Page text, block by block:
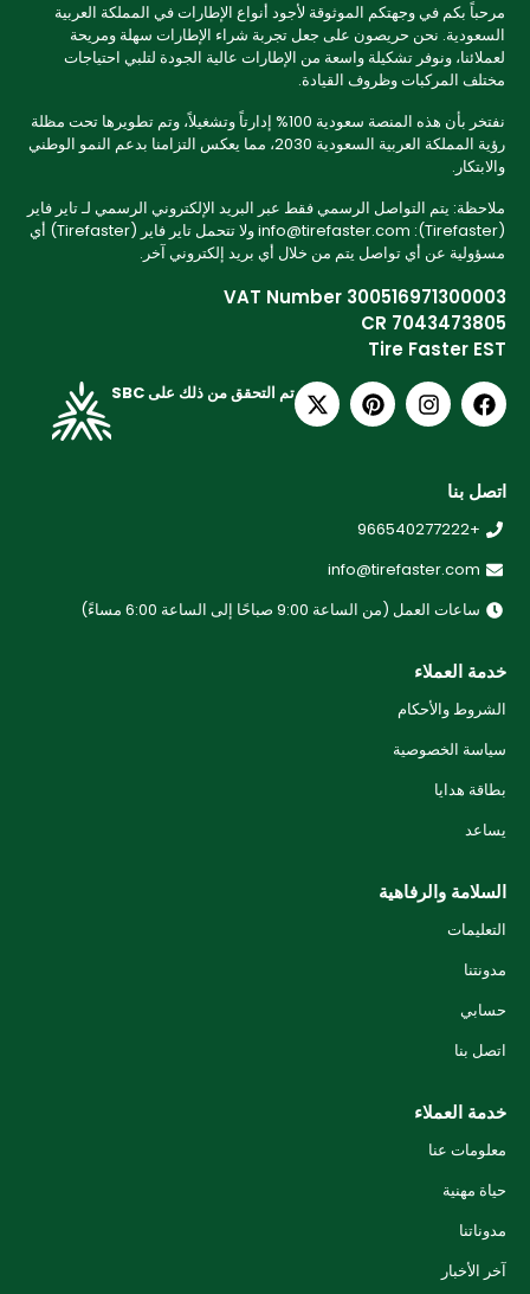
مرحباً بكم في وجهتكم الموثوقة لأجود أنواع الإطارات في المملكة العربية
السعودية. نحن حريصون على جعل تجربة شراء الإطارات سهلة ومريحة
لعملائنا، ونوفر تشكيلة واسعة من الإطارات عالية الجودة لتلبي احتياجات
مختلف المركبات وظروف القيادة.
نفتخر بأن هذه المنصة سعودية 100% إدارتاً وتشغيلاً، وتم تطويرها تحت مظلة
رؤية المملكة العربية السعودية 2030، مما يعكس التزامنا بدعم النمو الوطني
والابتكار.
ملاحظة: يتم التواصل الرسمي فقط عبر البريد الإلكتروني الرسمي لـ تاير فاير
(Tirefaster): info@tirefaster.com ولا تتحمل تاير فاير (Tirefaster) أي
مسؤولية عن أي تواصل يتم من خلال أي بريد إلكتروني آخر.
VAT Number 300516971300003
CR 7043473805
Tire Faster EST
تم التحقق من ذلك على SBC
اتصل بنا
+966540277222
info@tirefaster.com
ساعات العمل (من الساعة 9:00 صباحًا إلى الساعة 6:00 مساءً)
خدمة العملاء
الشروط والأحكام
سياسة الخصوصية
بطاقة هدايا
يساعد
السلامة والرفاهية
التعليمات
مدونتنا
حسابي
اتصل بنا
خدمة العملاء
معلومات عنا
حياة مهنية
مدوناتنا
آخر الأخبار